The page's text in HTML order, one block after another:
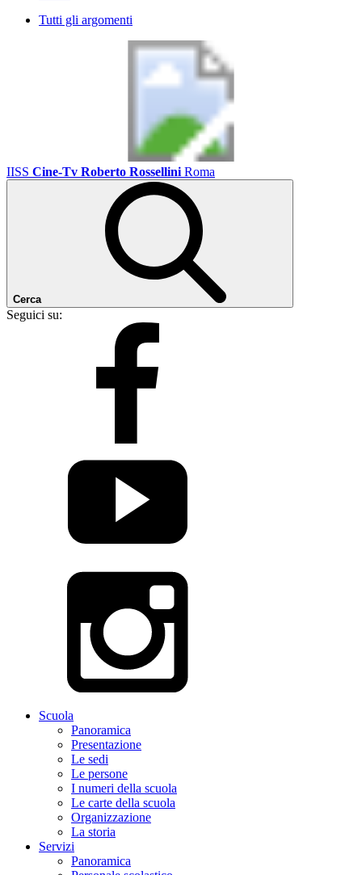
Tutti gli argomenti
IISS Cine-Tv Roberto Rossellini Roma
Cerca
Seguici su:
Scuola
Panoramica
Presentazione
Le sedi
Le persone
I numeri della scuola
Le carte della scuola
Organizzazione
La storia
Servizi
Panoramica